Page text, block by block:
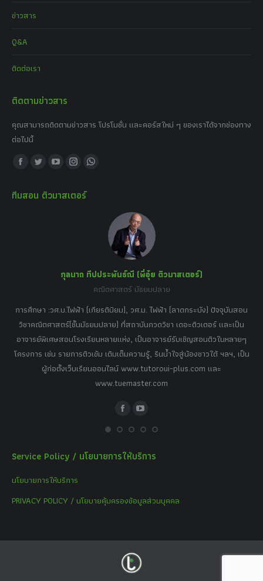
ข่าวสาร
Q&A
ติดต่อเรา
ติดตามข่าวสาร
คุณสามารถติดตามข่าวสาร โปรโมชั่น และคอร์สใหม่ ๆ ของเราได้จากช่องทาง
ต่อไปนี้
Find us on:
Facebook
opens
Twitter
opens
YouTube
opens
Instagram
opens
Whatsapp
window
ทีมสอน ติวมาสเตอร์
กุลนาถ ทีปประพันธ์ณี (พี่อุ๋ย ติวมาสเตอร์)
คณิตศาสตร์ มัธยมปลาย
การศึกษา :วศ.บ.ไฟฟ้า (เกียรตินิยม), วศ.ม. ไฟฟ้า (ลาดกระบัง) ปัจจุบันสอน
วิชาคณิตศาสตร์(ชั้นมัธยมปลาย) ที่สถาบันกวดวิชา เดอะติวเตอร์ และเป็น
อาจารย์พิเศษสอนโรงเรียนหลายแห่ง, เป็นอาจารย์รับเชิญสอนติวในหลายๆ
โครงการ เช่น รายการติวเข้ม เติมเต็มความรู้, รินน้ำใจสู่น้องชาวใต้ ฯลฯ, เป็น
ผู้ก่อตั้งเว็บเรียนออนไลน์ www.tutoroui-plus.com และ
www.tuemaster.com
FacebookYouTube
Service Policy / นโยบายการให้บริการ
นโยบายการให้บริการ
PRIVACY POLICY / นโยบายคุ้มครองข้อมูลส่วนบุคคล